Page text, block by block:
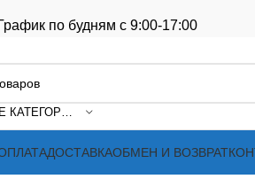
по будням с 9:00-17:00
ВЫБЕРИТЕ КАТЕГОРИЮ
ДОСТАВКАОБМЕН И ВОЗВРАТ
увеличить